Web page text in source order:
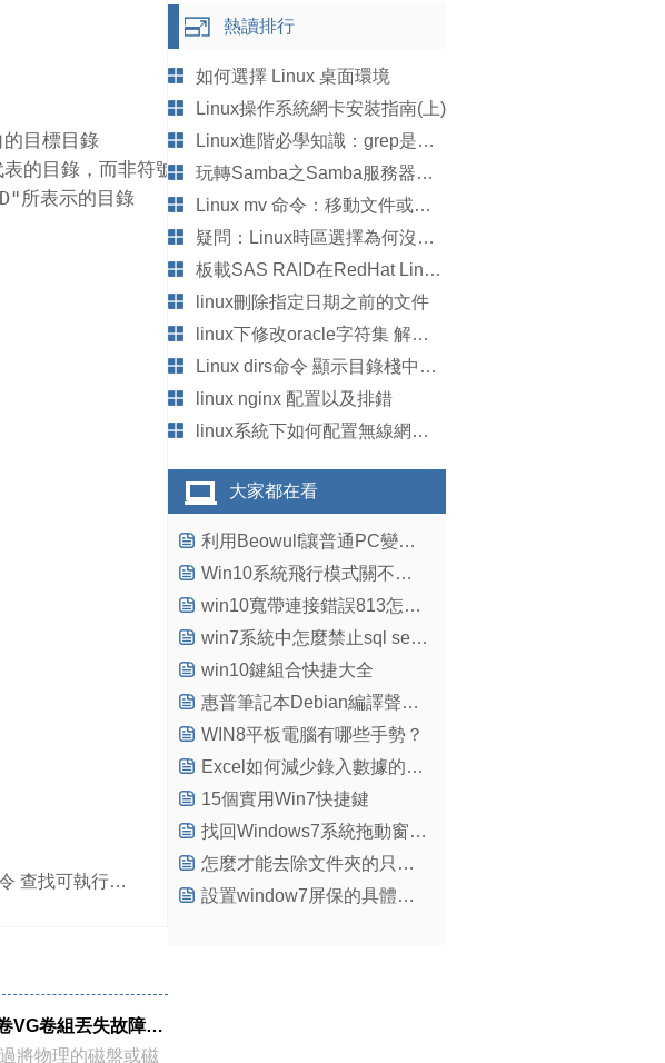
目標目錄
的目錄，而非符號連接所指向的目標目錄
代碼及man手冊的文件位置
LVM邏輯卷VG卷組丟失故障處理
將物理的磁盤或磁
熱讀排行
如何選擇 Linux 桌面環境
Linux操作系統網卡安裝指南(上)
Linux進階必學知識：grep是什麼？怎麼用？
玩轉Samba之Samba服務器搭建全程講解
Linux mv 命令：移動文件或目錄
疑問：Linux時區選擇為何沒有北京？
板載SAS RAID在RedHat Linux操作系統下不能顯示板載SAS RAID的解決
linux刪除指定日期之前的文件
linux下修改oracle字符集 解決中文亂碼
Linux dirs命令 顯示目錄棧中記錄
linux nginx 配置以及排錯
linux系統下如何配置無線網卡？
大家都在看
利用Beowulf讓普通PC變集群
Win10系統飛行模式關不了的解決方法
win10寬帶連接錯誤813怎麼辦？
win7系統中怎麼禁止sql server服務開機啟動
win10鍵組合快捷大全
惠普筆記本Debian編譯聲卡驅動的方法
WIN8平板電腦有哪些手勢？
Excel如何減少錄入數據的錯誤？Excel表格數據有效性怎麼使用？
15個實用Win7快捷鍵
找回Windows7系統拖動窗口時消失的內容
怎麼才能去除文件夾的只讀屬性呢？
設置window7屏保的具體步驟